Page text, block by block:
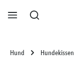
springen
Hund Hundekissen